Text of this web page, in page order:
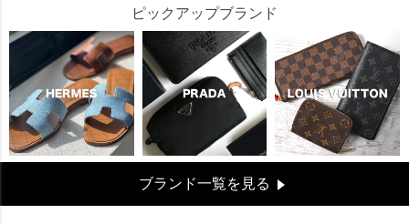
ピックアップブランド
ブランド一覧を見る